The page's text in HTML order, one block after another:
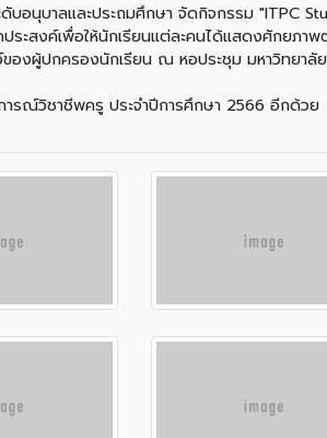
บอนุบาลและประถมศึกษา จัดกิจกรรม "ITPC
ะสงค์เพื่อให้นักเรียนแต่ละคนได้แสดงศักยภา
งผู้ปกครองนักเรียน ณ หอประชุม มหาวิทยาลัย
รณ์วิชาชีพครู ประจำปีการศึกษา 2566 อีกด้วย